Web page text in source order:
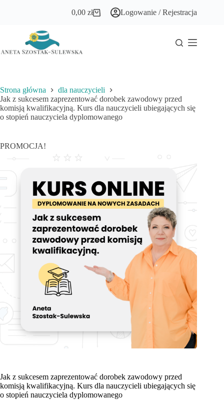
Koszyk
0,00zł Logowanie / Rejestracja
Strona główna
dla nauczycieli
Jak z sukcesem zaprezentować dorobek zawodowy przed
komisją kwalifikacyjną. Kurs dla nauczycieli ubiegających się
o stopień nauczyciela dyplomowanego
PROMOCJA!
Jak z sukcesem zaprezentować dorobek zawodowy przed
komisją kwalifikacyjną. Kurs dla nauczycieli ubiegających się
o stopień nauczyciela dyplomowanego